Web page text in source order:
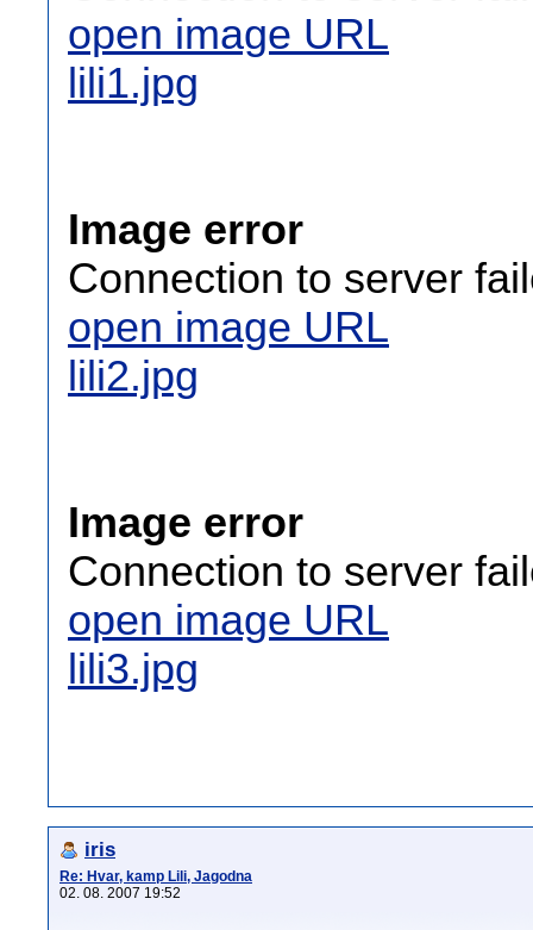
open image URL
lili1.jpg
Image error
Connection to server
open image URL
lili2.jpg
Image error
Connection to server
open image URL
lili3.jpg
iris
Re: Hvar, kamp Lili, Jagodna
02. 08. 2007 19:52